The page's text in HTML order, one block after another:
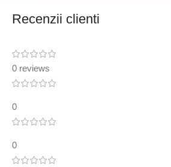
Recenzii clienti
0 reviews
0
0